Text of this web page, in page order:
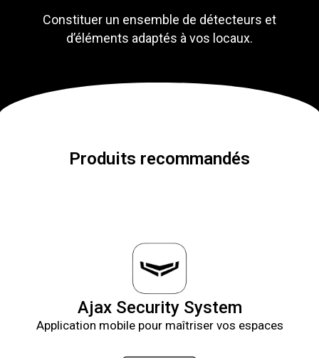
Constituer un ensemble de détecteurs et
d’éléments adaptés à vos locaux.
Produits recommandés
Ajax Security System
Application mobile pour maîtriser vos espaces